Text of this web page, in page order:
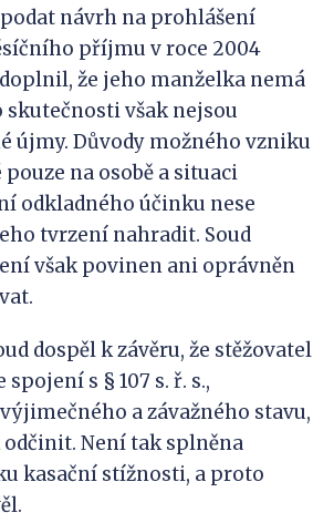
návrh na prohlášení
příjmu v roce 2004
že jeho manželka nemá
však nejsou
újmy. Důvody možného vzniku
na osobě a situaci
odkladného účinku nese
tvrzení nahradit. Soud
však povinen ani oprávněn
dospěl k závěru, že stěžovatel
s § 107 s. ř. s.,
a závažného stavu,
Není tak splněna
kasační stížnosti, a proto